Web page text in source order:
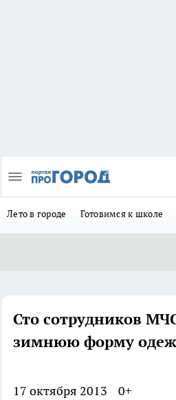
Лето в городе Готовимся к школе
Сто сотрудников
зимнюю форму
17 октября 2013 0+